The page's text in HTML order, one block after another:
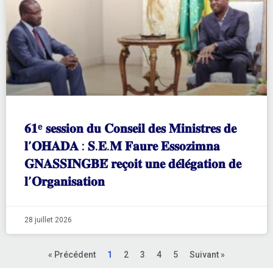
𝟔𝟏ᵉ 𝐬𝐞𝐬𝐬𝐢𝐨𝐧 𝐝𝐮 𝐂𝐨𝐧𝐬𝐞𝐢𝐥 𝐝𝐞𝐬 𝐌𝐢𝐧𝐢𝐬𝐭𝐫𝐞𝐬 𝐝𝐞
𝐥’𝐎𝐇𝐀𝐃𝐀 : 𝐒.𝐄.𝐌 𝐅𝐚𝐮𝐫𝐞 𝐄𝐬𝐬𝐨𝐳𝐢𝐦𝐧𝐚
𝐆𝐍𝐀𝐒𝐒𝐈𝐍𝐆𝐁𝐄́ 𝐫𝐞𝐜̧𝐨𝐢𝐭 𝐮𝐧𝐞 𝐝𝐞́𝐥𝐞́𝐠𝐚𝐭𝐢𝐨𝐧 𝐝𝐞
𝐥’𝐎𝐫𝐠𝐚𝐧𝐢𝐬𝐚𝐭𝐢𝐨𝐧
28 juillet 2026
« Précédent 1 2 3 4 5 Suivant »